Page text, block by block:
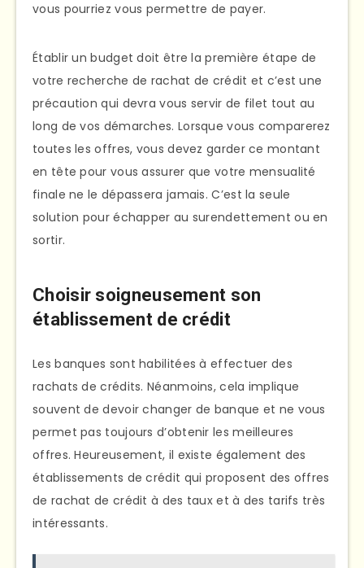
vous pourriez vous permettre de payer.
Établir un budget doit être la première étape de
votre recherche de rachat de crédit et c’est une
précaution qui devra vous servir de filet tout au
long de vos démarches. Lorsque vous comparerez
toutes les offres, vous devez garder ce montant
en tête pour vous assurer que votre mensualité
finale ne le dépassera jamais. C’est la seule
solution pour échapper au surendettement ou en
sortir.
Choisir soigneusement son
établissement de crédit
Les banques sont habilitées à effectuer des
rachats de crédits. Néanmoins, cela implique
souvent de devoir changer de banque et ne vous
permet pas toujours d’obtenir les meilleures
offres. Heureusement, il existe également des
établissements de crédit qui proposent des offres
de rachat de crédit à des taux et à des tarifs très
intéressants.